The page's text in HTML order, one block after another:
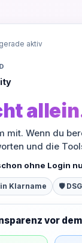
gerade aktiv
mit. Wenn du
und die
ohne Login
Klarname 🛡️
vor